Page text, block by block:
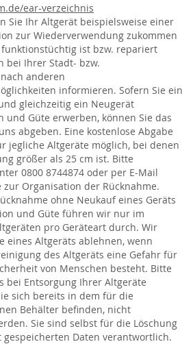
ear-verzeichnis
Sie Ihr Altgerät beispielsweise einer
zur Wiederverwendung zukommen
funktionstüchtig ist bzw. repariert
bei Ihrer Stadt- bzw.
anderen
informieren. Sofern Sie ein
gleichzeitig ein Neugerät
und Güte erwerben, können Sie das
abgeben. Eine kostenlose Abgabe
jegliche Altgeräte möglich, bei denen
größer als 25 cm ist. Bitte
0800 8744874 oder per E-Mail
Organisation der Rücknahme.
ohne Neukauf eines Geräts
und Güte führen wir nur im
pro Geräteart durch. Wir
eines Altgeräts ablehnen, wenn
des Altgeräts eine Gefahr für
von Menschen besteht. Bitte
bei Entsorgung Ihrer Altgeräte
sich bereits in dem für die
Behälter befinden, nicht
Sie sind selbst für die Löschung
Daten verantwortlich.